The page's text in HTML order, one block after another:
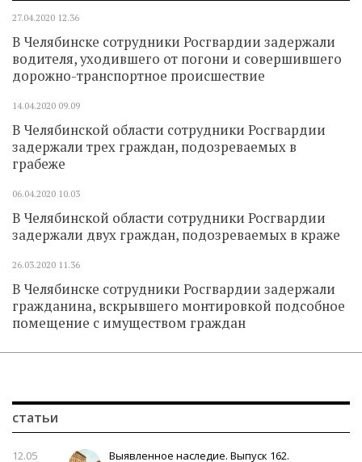
27.04.2020 12.36
В Челябинске сотрудники Росгвардии задержали
водителя, уходившего от погони и совершившего
дорожно-транспортное происшествие
14.04.2020 09.09
В Челябинской области сотрудники Росгвардии
задержали трех граждан, подозреваемых в
грабеже
06.04.2020 10.03
В Челябинской области сотрудники Росгвардии
задержали двух граждан, подозреваемых в краже
26.03.2020 11.36
В Челябинске сотрудники Росгвардии задержали
гражданина, вскрывшего монтировкой подсобное
помещение с имуществом граждан
статьи
12.05
Выявленное наследие. Выпуск 162.